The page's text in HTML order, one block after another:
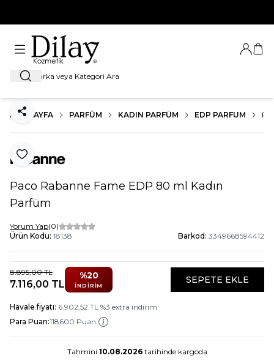
Ara
Giriş
ANA SAYFA PARFÜM KADIN PARFÜM EDP PARFUM
Favoriye Ekle
Paylaş
Paco Rabanne Fame EDP 80 ml Kadın
Parfüm
Yorum Yap(0)
Ürün Kodu: 18138 Barkod: 3349668594412
8.895,00TL
7.116,00 TL
%20
İNDIRIM
SEPETE EKLE
Havale fiyatı: 6.902,52 TL %3 extra indirim
Para Puan:118600 Puan
Tahmini 10.08.2026tarihinde kargoda